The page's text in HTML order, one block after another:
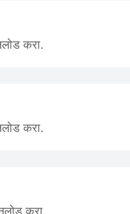
करा.
करा.
करा.